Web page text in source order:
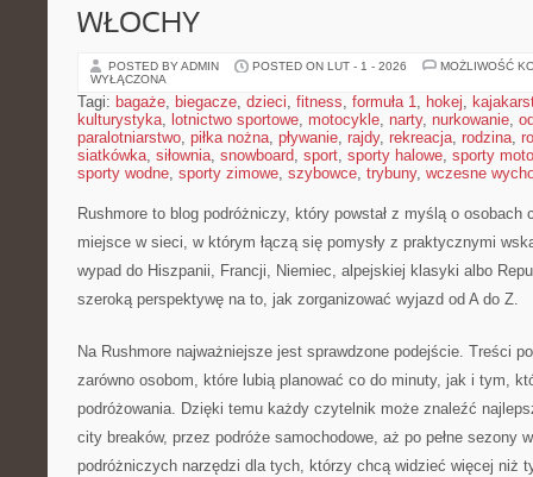
WŁOCHY
POSTED BY ADMIN POSTED ON LUT - 1 - 2026
MOŻLIWOŚĆ
WYŁĄCZONA
Tagi: bagaże, biegacze, dzieci, fitness, formuła 1, hokej,
kulturystyka, lotnictwo sportowe, motocykle, narty, nurkowanie,
paralotniarstwo, piłka nożna, pływanie, rajdy, rekreacja, rodzina,
siatkówka, siłownia, snowboard, sport, sporty halowe, sporty
sporty wodne, sporty zimowe, szybowce, trybuny, wczesne
Rushmore to blog podróżniczy, który powstał z myślą o osobach
miejsce w sieci, w którym łączą się pomysły z praktycznymi
wypad do Hiszpanii, Francji, Niemiec, alpejskiej klasyki albo
szeroką perspektywę na to, jak zorganizować wyjazd od A do Z.
Na Rushmore najważniejsze jest sprawdzone podejście. Treści
zarówno osobom, które lubią planować co do minuty, jak i tym,
podróżowania. Dzięki temu każdy czytelnik może znaleźć
city breaków, przez podróże samochodowe, aż po pełne sezony
podróżniczych narzędzi dla tych, którzy chcą widzieć więcej niż